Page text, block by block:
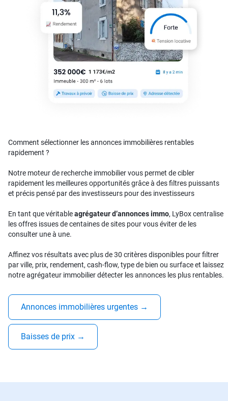
Comment sélectionner les annonces immobilières rentables
rapidement ?
Notre moteur de recherche immobilier vous permet de cibler
rapidement les meilleures opportunités grâce à des filtres puissants
et précis pensé par des investisseurs pour des investisseurs
En tant que véritableagrégateur d’annonces immo, LyBox centralise
les offres issues de centaines de sites pour vous éviter de les
consulter une à une.
Affinez vos résultats avec plus de 30 critères disponibles pour filtrer
par ville, prix, rendement, cash-flow, type de bien ou surface et laissez
notre agrégateur immobilier détecter les annonces les plus rentables.
Annonces immobilières urgentes →
Baisses de prix →